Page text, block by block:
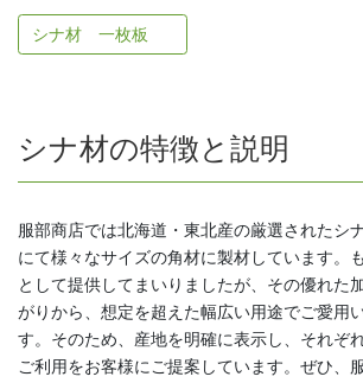
シナ材 一枚板
シナ材の特徴と説明
服部商店では北海道・東北産の厳選されたシ
にて様々なサイズの角材に製材しています。
として提供してまいりましたが、その優れた
がりから、想定を超えた幅広い用途でご愛用
す。そのため、産地を明確に表示し、それぞ
ご利用をお客様にご提案しています。ぜひ、